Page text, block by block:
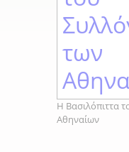
Η Βασιλόπιττα
Αθηναίων